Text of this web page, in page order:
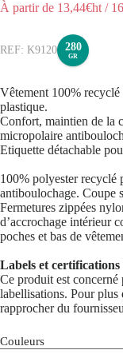
À partir de 13,44€ht /
K9120 280
GR
Vêtement 100%
plastique.
Confort, maintien de la
micropolaire
Etiquette détachable
100% polyester recyclé
antiboulochage. Coupe
Fermetures zippées
d’accrochage intérieur
poches et bas de
Labels et certifications
Ce produit est
labellisations. Pour
rapprocher du
Couleurs